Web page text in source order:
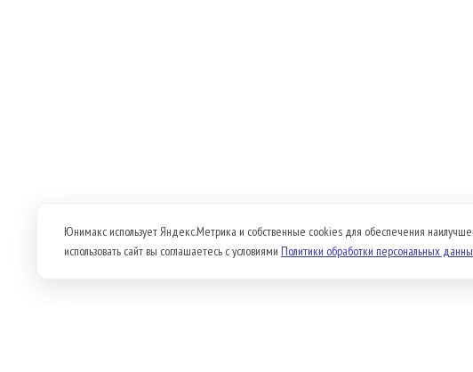
Юнимакс использует Яндекс.Метрика и собственные cookies для обеспечения
использовать сайт вы соглашаетесь с условиями Политики обработки персональных